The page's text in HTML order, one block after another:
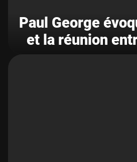
Paul George
et la réunion